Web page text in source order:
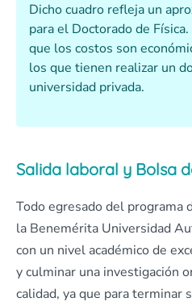
Dicho cuadro refleja un
para el Doctorado de
que los costos son
los que tienen realizar un
universidad privada.
Salida laboral y Bolsa
Todo egresado del programa
la Benemérita Universidad
con un nivel académico de
y culminar una investigación
calidad, ya que para terminar